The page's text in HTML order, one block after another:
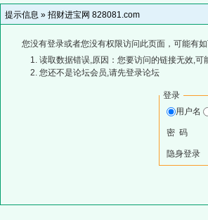
提示信息 » 招财进宝网 828081.com
您没有登录或者您没有权限访问此页面，可能有
读取数据错误,原因：您要访问的链接无效,可
您还不是论坛会员,请先登录论坛
登录
用户名
密 码
隐身登录